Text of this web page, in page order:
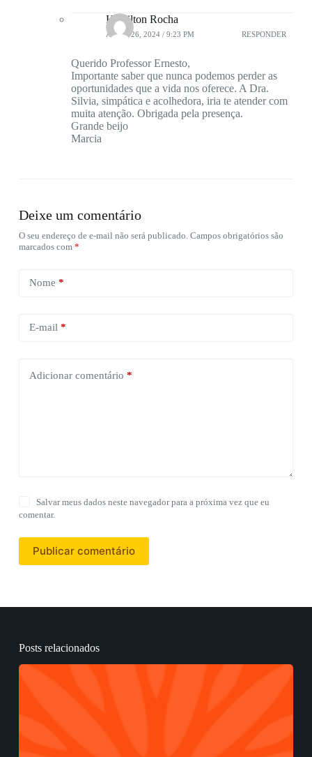
Hamilton Rocha
ABRIL 26, 2024 / 9:23 PM RESPONDER
Querido Professor Ernesto,
Importante saber que nunca podemos perder as
oportunidades que a vida nos oferece. A Dra.
Silvia, simpática e acolhedora, iria te atender com
muita atenção. Obrigada pela presença.
Grande beijo
Marcia
Deixe um comentário
O seu endereço de e-mail não será publicado. Campos obrigatórios são
marcados com *
Nome *
E-mail *
Adicionar comentário *
Salvar meus dados neste navegador para a próxima vez que eu
comentar.
Publicar comentário
Posts relacionados